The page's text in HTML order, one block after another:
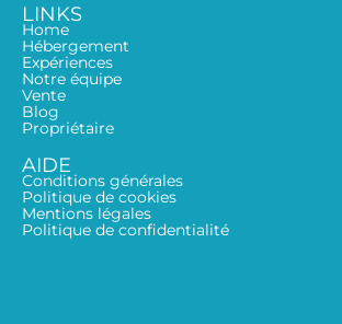
LINKS
Home
Hébergement
Expériences
Notre équipe
Vente
Blog
Propriétaire
AIDE
Conditions générales
Politique de cookies
Mentions légales
Politique de confidentialité